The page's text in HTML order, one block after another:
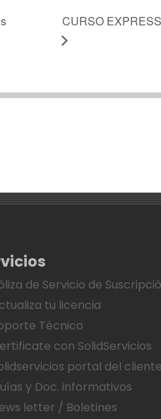
CURSO
de Servicio de
tu licencia
Técnico
con SolidServicios
portal del cliente
y Doc. informativos
letter / Boletines